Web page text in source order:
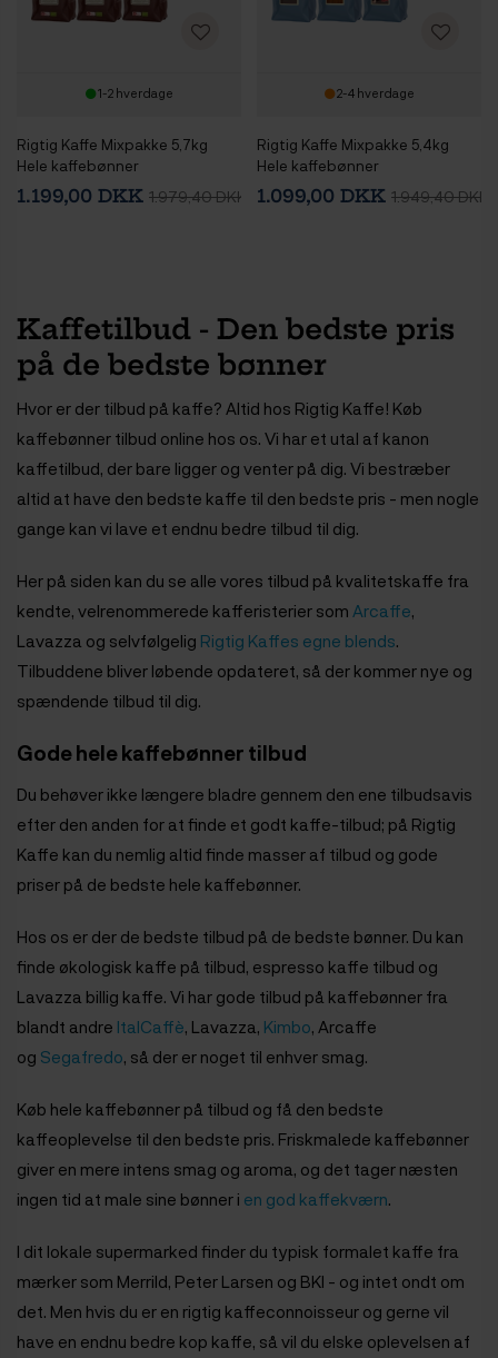
1-2 hverdage
Rigtig Kaffe Mixpakke 5,7kg
Hele kaffebønner
1.199,00 DKK 1.979,40 DKK
2-4 hverdage
Rigtig Kaffe Mixpakke 5,4kg
Hele kaffebønner
1.099,00 DKK 1.949,40 DKK
Kaffetilbud - Den bedste pris
på de bedste bønner
Hvor er der tilbud på kaffe? Altid hos Rigtig Kaffe! Køb
kaffebønner tilbud online hos os. Vi har et utal af kanon
kaffetilbud, der bare ligger og venter på dig. Vi bestræber
altid at have den bedste kaffe til den bedste pris - men nogle
gange kan vi lave et endnu bedre tilbud til dig.
Her på siden kan du se alle vores tilbud på kvalitetskaffe fra
kendte, velrenommerede kafferisterier som Arcaffe,
Lavazza og selvfølgelig Rigtig Kaffes egne blends.
Tilbuddene bliver løbende opdateret, så der kommer nye og
spændende tilbud til dig.
Gode hele kaffebønner tilbud
Du behøver ikke længere bladre gennem den ene tilbudsavis
efter den anden for at finde et godt kaffe-tilbud; på Rigtig
Kaffe kan du nemlig altid finde masser af tilbud og gode
priser på de bedste hele kaffebønner.
Hos os er der de bedste tilbud på de bedste bønner. Du kan
finde økologisk kaffe på tilbud, espresso kaffe tilbud og
Lavazza billig kaffe. Vi har gode tilbud på kaffebønner fra
blandt andre ItalCaffè, Lavazza, Kimbo, Arcaffe
og Segafredo, så der er noget til enhver smag.
Køb hele kaffebønner på tilbud og få den bedste
kaffeoplevelse til den bedste pris. Friskmalede kaffebønner
giver en mere intens smag og aroma, og det tager næsten
ingen tid at male sine bønner i en god kaffekværn.
I dit lokale supermarked finder du typisk formalet kaffe fra
mærker som Merrild, Peter Larsen og BKI - og intet ondt om
det. Men hvis du er en rigtig kaffeconnoisseur og gerne vil
have en endnu bedre kop kaffe, så vil du elske oplevelsen af